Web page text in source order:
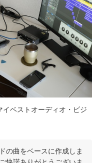
ベストオーディオ・ビジ
の曲をベースに作成しま